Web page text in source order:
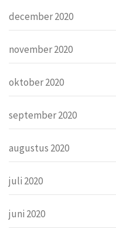
december 2020
november 2020
oktober 2020
september 2020
augustus 2020
juli 2020
juni 2020